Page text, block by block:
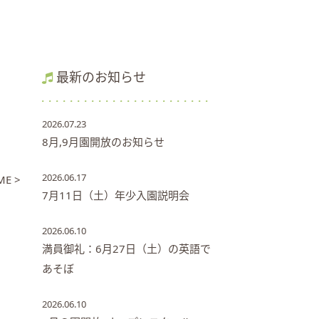
>
最新のお知らせ
2026.07.23
8月,9月園開放のお知らせ
2026.06.17
7月11日（土）年少入園説明会
2026.06.10
満員御礼：6月27日（土）の英語で
あそぼ
2026.06.10